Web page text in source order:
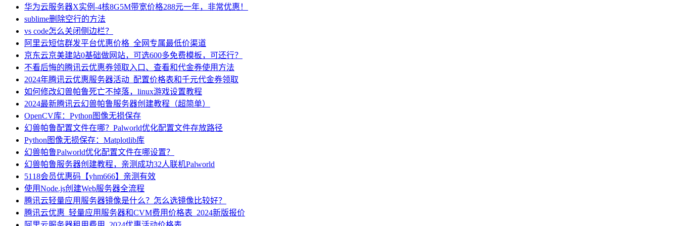
华为云服务器X实例-4核8G5M带宽价格288元一年，非常优惠！
sublime删除空行的方法
vs code怎么关闭侧边栏？
阿里云短信群发平台优惠价格_全网专属最低价渠道
京东云京美建站0基础做网站，可选600多免费模板，可还行？
不看后悔的腾讯云优惠券领取入口、查看和代金券使用方法
2024年腾讯云优惠服务器活动_配置价格表和千元代金券领取
如何修改幻兽帕鲁死亡不掉落，linux游戏设置教程
2024最新腾讯云幻兽帕鲁服务器创建教程（超简单）
OpenCV库：Python图像无损保存
幻兽帕鲁配置文件在哪？Palworld优化配置文件存放路径
Python图像无损保存：Matplotlib库
幻兽帕鲁Palworld优化配置文件在哪设置？
幻兽帕鲁服务器创建教程，亲测成功32人联机Palworld
5118会员优惠码【yhm666】亲测有效
使用Node.js创建Web服务器全流程
腾讯云轻量应用服务器镜像是什么？怎么选镜像比较好？
腾讯云优惠_轻量应用服务器和CVM费用价格表_2024新版报价